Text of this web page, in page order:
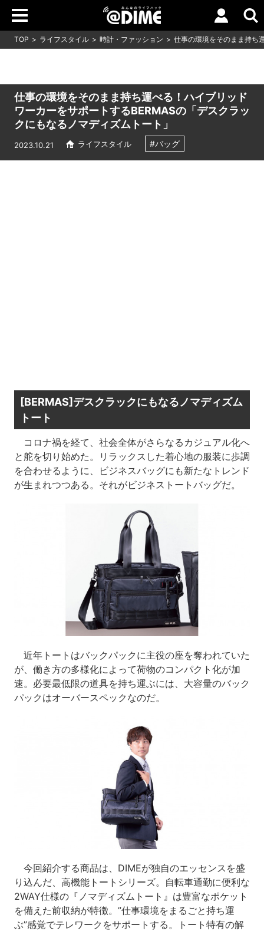
TOP ライフスタイル 時計・ファッション 仕事の環境をそのまま持ち
仕事の環境をそのまま持ち運べる！ハイブリッド
ワーカーをサポートするBERMASの「デスクラッ
クにもなるノマディズムトート」
2023.10.21 ライフスタイル #バッグ
[BERMAS]デスクラックにもなるノマディズム
トート
コロナ禍を経て、社会全体がさらなるカジュアル化へ
と舵を切り始めた。リラックスした着心地の服装に歩調
を合わせるように、ビジネスバッグにも新たなトレンド
が生まれつつある。それがビジネストートバッグだ。
近年トートはバックパックに主役の座を奪われていた
が、働き方の多様化によって荷物のコンパクト化が加
速。必要最低限の道具を持ち運ぶには、大容量のバック
パックはオーバースペックなのだ。
今回紹介する商品は、DIMEが独自のエッセンスを盛
り込んだ、高機能トートシリーズ。自転車通勤に便利な
2WAY仕様の『ノマディズムトート』は豊富なポケット
を備えた前収納が特徴。”仕事環境をまるごと持ち運
ぶ”感覚でテレワークをサポートする。トート特有の解